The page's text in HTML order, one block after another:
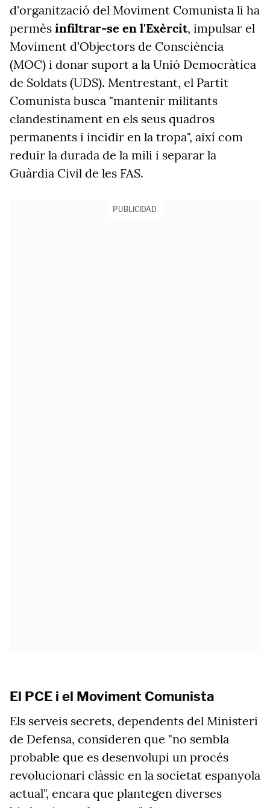
d'organització del Moviment Comunista li ha
permès infiltrar-se en l'Exèrcit, impulsar el
Moviment d'Objectors de Consciència
(MOC) i donar suport a la Unió Democràtica
de Soldats (UDS). Mentrestant, el Partit
Comunista busca "mantenir militants
clandestinament en els seus quadros
permanents i incidir en la tropa", així com
reduir la durada de la mili i separar la
Guàrdia Civil de les FAS.
PUBLICIDAD
El PCE i el Moviment Comunista
Els serveis secrets, dependents del Ministeri
de Defensa, consideren que "no sembla
probable que es desenvolupi un procés
revolucionari clàssic en la societat espanyola
actual", encara que plantegen diverses